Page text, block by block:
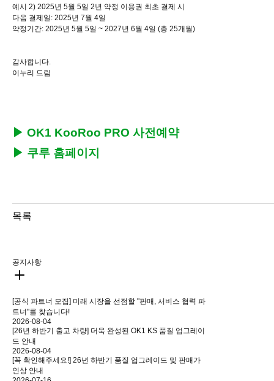
예시 2) 2025년 5월 5일 2년 약정 이용권 최초 결제 시
다음 결제일: 2025년 7월 4일
약정기간: 2025년 5월 5일 ~ 2027년 6월 4일 (총 25개월)
감사합니다.
이누리 드림
▶ OK1 KooRoo PRO 사전예약
▶ 쿠루 홈페이지
목록
공지사항
[공식 파트너 모집] 미래 시장을 선점할 "판매, 서비스 협력 파
트너"를 찾습니다!
2026-08-04
[26년 하반기 출고 차량] 더욱 완성된 OK1 KS 품질 업그레이
드 안내
2026-08-04
[꼭 확인해주세요!] 26년 하반기 품질 업그레이드 및 판매가
인상 안내